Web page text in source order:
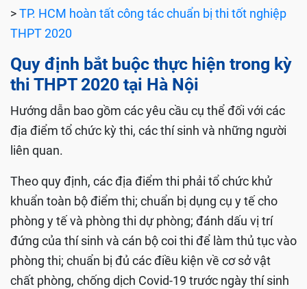
>TP. HCM hoàn tất công tác chuẩn bị thi tốt nghiệp
THPT 2020
Quy định bắt buộc thực hiện trong kỳ
thi THPT 2020 tại Hà Nội
Hướng dẫn bao gồm các yêu cầu cụ thể đối với các
địa điểm tổ chức kỳ thi, các thí sinh và những người
liên quan.
Theo quy định, các địa điểm thi phải tổ chức khử
khuẩn toàn bộ điểm thi; chuẩn bị dụng cụ y tế cho
phòng y tế và phòng thi dự phòng; đánh dấu vị trí
đứng của thí sinh và cán bộ coi thi để làm thủ tục vào
phòng thi; chuẩn bị đủ các điều kiện về cơ sở vật
chất phòng, chống dịch Covid-19 trước ngày thí sinh